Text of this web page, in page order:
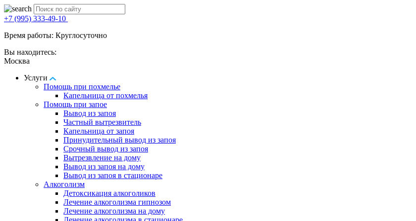
+7 (995) 333-49-10
Время работы: Круглосуточно
Вы находитесь:
Москва
Услуги
Помощь при похмелье
Капельница от похмелья
Помощь при запое
Вывод из запоя
Частный вытрезвитель
Капельница от запоя
Принудительный вывод из запоя
Срочный вывод из запоя
Вытрезвление на дому
Вывод из запоя на дому
Вывод из запоя в стационаре
Алкоголизм
Детоксикация алкоголиков
Лечение алкоголизма гипнозом
Лечение алкоголизма на дому